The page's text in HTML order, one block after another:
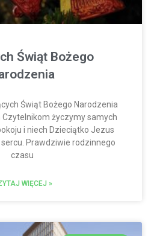
Świąt Bożego
Świąt Bożego Narodzenia
życzymy samych
i niech Dzieciątko Jezus
Prawdziwie rodzinnego
czasu
WIĘCEJ »